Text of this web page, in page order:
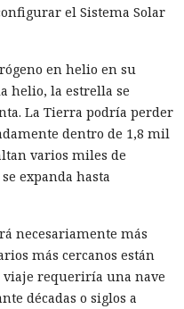
el Sistema Solar
en helio en su
helio, la estrella se
La Tierra podría perder
dentro de 1,8 mil
varios miles de
expanda hasta
necesariamente más
más cercanos están
viaje requeriría una nave
décadas o siglos a